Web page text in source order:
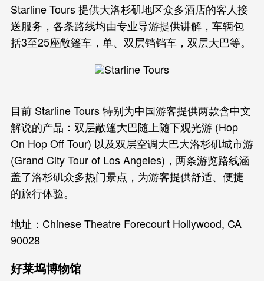
Starline Tours 提供大洛杉矶地区众多酒店的客人接
送服务，各条路线均由专业导游提供讲解，车辆包
括3至25座敞篷车，单、双层铛铛车，双层大巴等。
目前 Starline Tours 特别为中国游客提供两款含中文
解说的产品：双层敞篷大巴随上随下观光游 (Hop
On Hop Off Tour) 以及双层空调大巴大洛杉矶城市游
(Grand City Tour of Los Angeles)，两条游览路线涵
盖了洛杉矶众多热门景点，为游客提供舒适、便捷
的旅行体验。
地址：Chinese Theatre Forecourt Hollywood, CA
90028
好莱坞博物馆